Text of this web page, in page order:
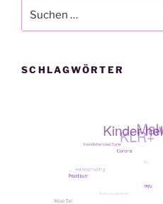
nach:
SCHLAGWÖRTER